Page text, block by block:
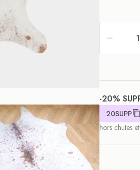
-20%
20SUPP
hors chutes